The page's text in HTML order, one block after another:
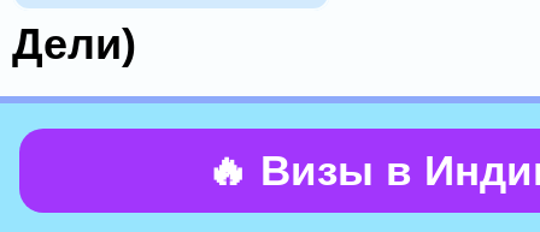
Дели)
🔥 Визы в